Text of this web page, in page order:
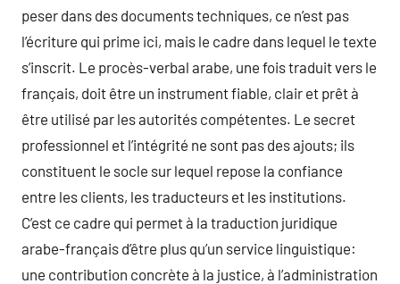
peser dans des documents techniques, ce n’est pas
l’écriture qui prime ici, mais le cadre dans lequel le texte
s’inscrit. Le procès-verbal arabe, une fois traduit vers le
français, doit être un instrument fiable, clair et prêt à
être utilisé par les autorités compétentes. Le secret
professionnel et l’intégrité ne sont pas des ajouts; ils
constituent le socle sur lequel repose la confiance
entre les clients, les traducteurs et les institutions.
C’est ce cadre qui permet à la traduction juridique
arabe-français d’être plus qu’un service linguistique:
une contribution concrète à la justice, à l’administration